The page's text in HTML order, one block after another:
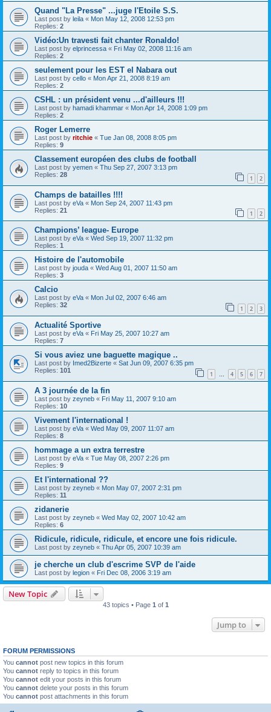
Quand "La Presse" ...juge l'Etoile S.S.
Last post by leila « Mon May 12, 2008 12:53 pm
Replies: 2
Vidéo:Un travesti fait chanter Ronaldo!
Last post by elprincessa « Fri May 02, 2008 11:16 am
Replies: 2
seulement pour les EST el Nabara out
Last post by cello « Mon Apr 21, 2008 8:19 am
Replies: 2
CSHL : un président venu ...d'ailleurs !!!
Last post by hamadi khammar « Mon Apr 14, 2008 1:09 pm
Replies: 2
Roger Lemerre
Last post by ritchie « Tue Jan 08, 2008 8:05 pm
Replies: 9
Classement européen des clubs de football
Last post by yemen « Thu Sep 27, 2007 3:13 pm
Replies: 28 1 2
Champs de batailles !!!!
Last post by eVa « Mon Sep 24, 2007 11:43 pm
Replies: 21 1 2
Champions’ league- Europe
Last post by eVa « Wed Sep 19, 2007 11:32 pm
Replies: 1
Histoire de l'automobile
Last post by jouda « Wed Aug 01, 2007 11:50 am
Replies: 3
Calcio
Last post by eVa « Mon Jul 02, 2007 6:46 am
Replies: 32 1 2 3
Actualité Sportive
Last post by eVa « Fri May 25, 2007 10:27 am
Replies: 7
Si vous aviez une baguette magique ..
Last post by Imed2Bizerte « Sat Jun 09, 2007 6:35 pm
Replies: 101 1 4 5 6 7
A 3 journée de la fin
Last post by zeyneb « Fri May 11, 2007 9:10 am
Replies: 10
Vivement l'international !
Last post by eVa « Wed May 09, 2007 11:07 am
Replies: 8
hommage a un extra terrestre
Last post by eVa « Tue May 08, 2007 2:26 pm
Replies: 9
Et l'international ??
Last post by zeyneb « Mon May 07, 2007 2:31 pm
Replies: 11
zidanerie
Last post by zeyneb « Wed May 02, 2007 10:42 am
Replies: 6
Ridicule, ridicule, ridicule, et encore une fois ridicule.
Last post by zeyneb « Thu Apr 05, 2007 10:39 am
je cherche un club d'escrime SVP de l'aide
Last post by legion « Fri Dec 08, 2006 3:19 am
New Topic
43 topics • Page 1 of 1
Jump to
FORUM PERMISSIONS
You cannot post new topics in this forum
You cannot reply to topics in this forum
You cannot edit your posts in this forum
You cannot delete your posts in this forum
You cannot post attachments in this forum